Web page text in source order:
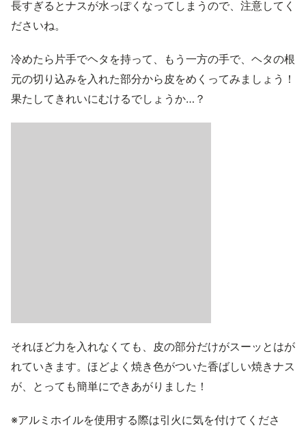
長すぎるとナスが水っぽくなってしまうので、注意してく
ださいね。
冷めたら片手でヘタを持って、もう一方の手で、ヘタの根
元の切り込みを入れた部分から皮をめくってみましょう！
果たしてきれいにむけるでしょうか…？
それほど力を入れなくても、皮の部分だけがスーッとはが
れていきます。ほどよく焼き色がついた香ばしい焼きナス
が、とっても簡単にできあがりました！
※アルミホイルを使用する際は引火に気を付けてくださ